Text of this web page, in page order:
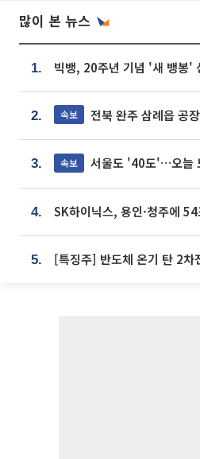
많이 본 뉴스
1.
2. 속보 전북 완주 삼례읍 공
3. 속보 서울도 '40도'…오늘
4.
5.